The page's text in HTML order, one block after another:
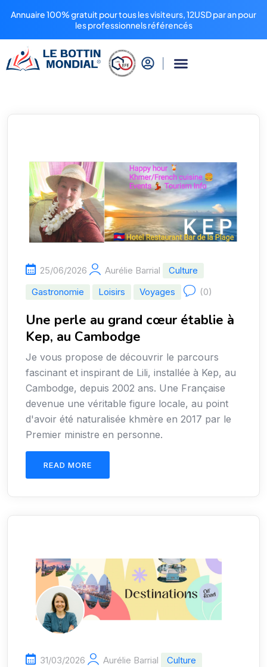
Annuaire 100% gratuit pour tous les visiteurs, 12USD par an pour
les professionnels référencés
25/06/2026 Aurélie Barrial
Culture
Gastronomie
Loisirs Voyages (0)
Une perle au grand cœur établie à
Kep, au Cambodge
Je vous propose de découvrir le parcours
fascinant et inspirant de Lili, installée à Kep, au
Cambodge, depuis 2002 ans. Une Française
devenue une véritable figure locale, au point
d'avoir été naturalisée khmère en 2017 par le
Premier ministre en personne.
READ MORE
31/03/2026 Aurélie Barrial
Culture